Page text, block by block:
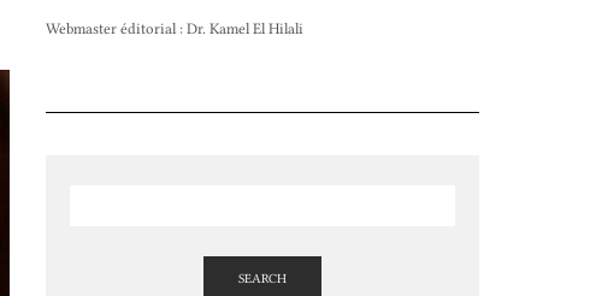
Webmaster éditorial : Dr. Kamel El Hilali
SEARCH